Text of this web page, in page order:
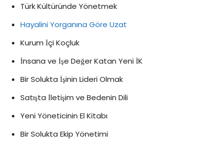
Türk Kültüründe Yönetmek
Hayalini Yorganına Göre Uzat
Kurum İçi Koçluk
İnsana ve İşe Değer Katan Yeni İK
Bir Solukta İşinin Lideri Olmak
Satışta İletişim ve Bedenin Dili
Yeni Yöneticinin El Kitabı
Bir Solukta Ekip Yönetimi